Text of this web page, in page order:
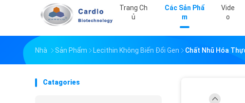
Trang Ch
Ủ
Các Sản Phẩ
M
Vide
O
Nhà Sản Phẩm Lecithin Không Biến Đổi Gen Chất Nhũ Hóa
Catagories